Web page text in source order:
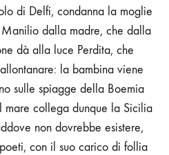
di Delfi, condanna la moglie
dalla madre, che dalla
dà alla luce Perdita, che
la bambina viene
sulle spiagge della Boemia
mare collega dunque la Sicilia
non dovrebbe esistere,
con il suo carico di follia